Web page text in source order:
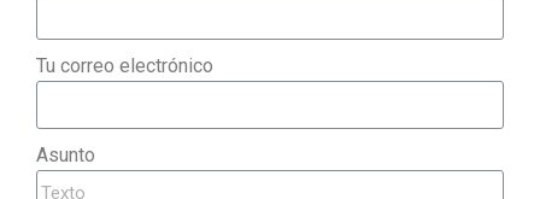
Tu correo electrónico
Asunto